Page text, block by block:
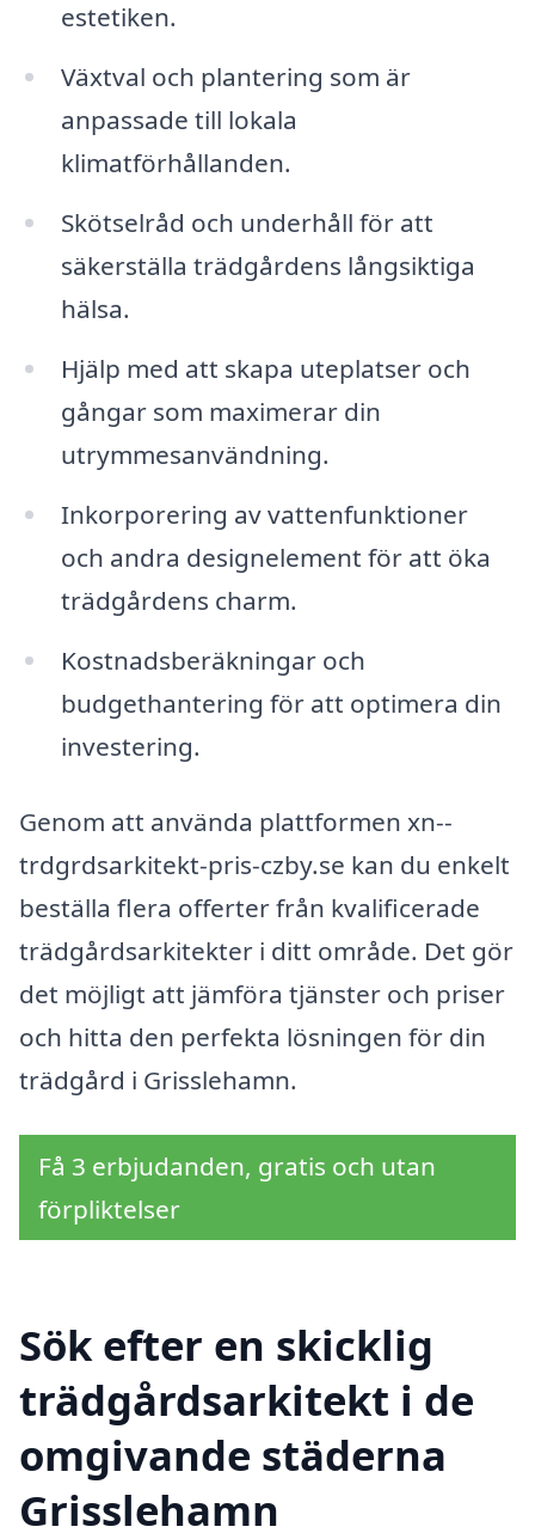
estetiken.
Växtval och plantering som är
anpassade till lokala
klimatförhållanden.
Skötselråd och underhåll för att
säkerställa trädgårdens långsiktiga
hälsa.
Hjälp med att skapa uteplatser och
gångar som maximerar din
utrymmesanvändning.
Inkorporering av vattenfunktioner
och andra designelement för att öka
trädgårdens charm.
Kostnadsberäkningar och
budgethantering för att optimera din
investering.
Genom att använda plattformen xn--
trdgrdsarkitekt-pris-czby.se kan du enkelt
beställa flera offerter från kvalificerade
trädgårdsarkitekter i ditt område. Det gör
det möjligt att jämföra tjänster och priser
och hitta den perfekta lösningen för din
trädgård i Grisslehamn.
Få 3 erbjudanden, gratis och utan
förpliktelser
Sök efter en skicklig
trädgårdsarkitekt i de
omgivande städerna
Grisslehamn